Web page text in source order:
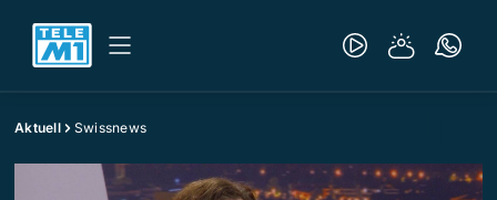
Aktuell Swissnews